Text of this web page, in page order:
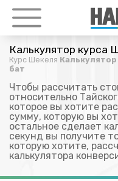
Калькулятор курса
Курс Шекеля Калькулятор
бат
Чтобы рассчитать
относительно
которое вы хотите
сумму, которую вы
остальное сделает
секунд вы получите
которую хотите,
калькулятора